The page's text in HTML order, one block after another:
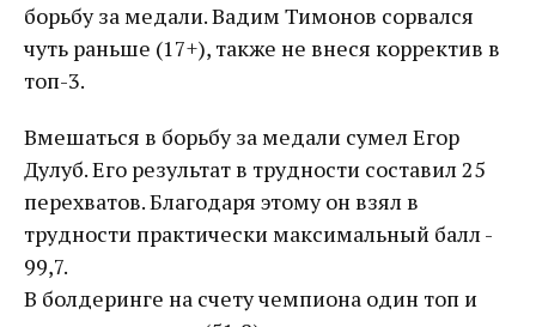
борьбу за медали. Вадим Тимонов сорвался
чуть раньше (17+), также не внеся корректив в
топ-3.
Вмешаться в борьбу за медали сумел Егор
Дулуб. Его результат в трудности составил 25
перехватов. Благодаря этому он взял в
трудности практически максимальный балл -
99,7.
В болдеринге на счету чемпиона один топ и